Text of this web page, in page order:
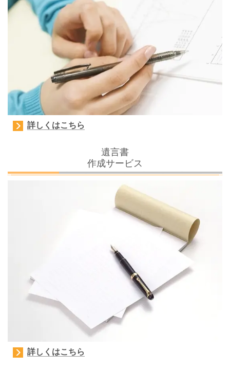
詳しくはこちら
遺言書
作成サービス
詳しくはこちら